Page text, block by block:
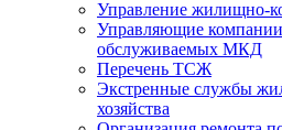
Управление жилищно-
Управляющие компании
обслуживаемых МКД
Перечень ТСЖ
Экстренные службы
хозяйства